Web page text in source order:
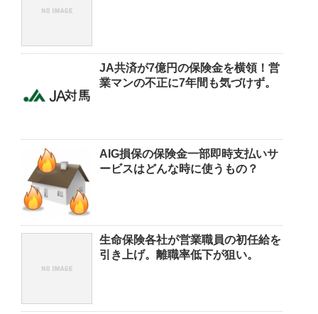
JA共済が7億円の保険金を横領！営
業マンの不正に7年間も気づけず。
AIG損保の保険金一部即時支払いサ
ービスはどんな時に使うもの？
生命保険各社が営業職員の初任給を
引き上げ。離職率低下が狙い。